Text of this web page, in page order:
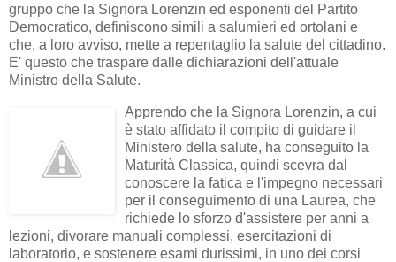
gruppo che la Signora Lorenzin ed esponenti del Partito
Democratico, definiscono simili a salumieri ed ortolani e
che, a loro avviso, mette a repentaglio la salute del cittadino.
E' questo che traspare dalle dichiarazioni dell'attuale
Ministro della Salute.
Apprendo che la Signora Lorenzin, a cui
è stato affidato il compito di guidare il
Ministero della salute, ha conseguito la
Maturità Classica, quindi scevra dal
conoscere la fatica e l'impegno necessari
per il conseguimento di una Laurea, che
richiede lo sforzo d'assistere per anni a
lezioni, divorare manuali complessi, esercitazioni di
laboratorio, e sostenere esami durissimi, in uno dei corsi